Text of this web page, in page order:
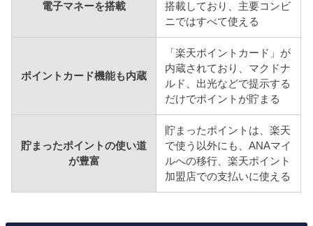
電子マネーを搭載
搭載しており、主要コンビ
ニではすべて使える
ポイントカード機能も内蔵
「楽天ポイントカード」が
内蔵されており、マクドナ
ルド、出光などで提示する
だけでポイントが貯まる
貯まったポイントの使い道
が豊富
貯まったポイントは、楽天
で使う以外にも、ANAマイ
ルへの移行、楽天ポイント
加盟店での支払いに使える